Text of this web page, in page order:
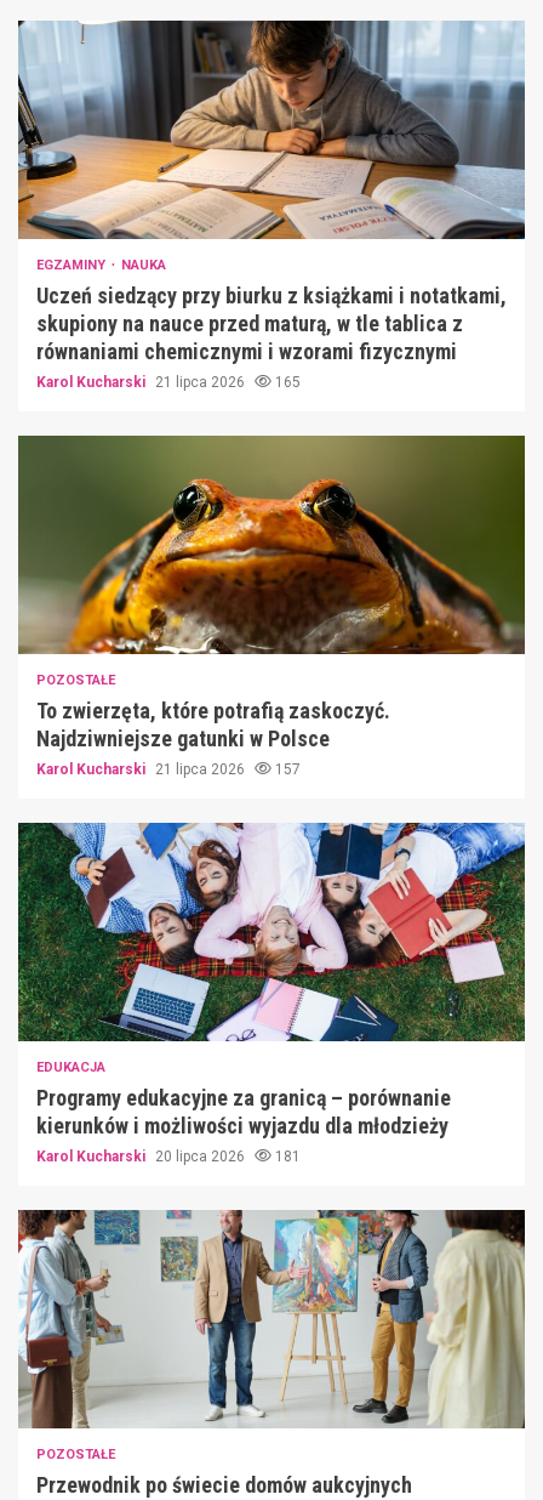
EGZAMINY NAUKA
Uczeń siedzący przy biurku z książkami i notatkami,
skupiony na nauce przed maturą, w tle tablica z
równaniami chemicznymi i wzorami fizycznymi
Karol Kucharski 21 lipca 2026 165
POZOSTAŁE
To zwierzęta, które potrafią zaskoczyć.
Najdziwniejsze gatunki w Polsce
Karol Kucharski 21 lipca 2026 157
EDUKACJA
Programy edukacyjne za granicą – porównanie
kierunków i możliwości wyjazdu dla młodzieży
Karol Kucharski 20 lipca 2026 181
POZOSTAŁE
Przewodnik po świecie domów aukcyjnych